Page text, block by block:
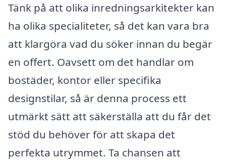
Tänk på att olika inredningsarkitekter kan
ha olika specialiteter, så det kan vara bra
att klargöra vad du söker innan du begär
en offert. Oavsett om det handlar om
bostäder, kontor eller specifika
designstilar, så är denna process ett
utmärkt sätt att säkerställa att du får det
stöd du behöver för att skapa det
perfekta utrymmet. Ta chansen att